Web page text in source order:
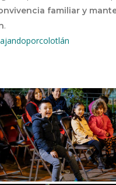
familiar y
.